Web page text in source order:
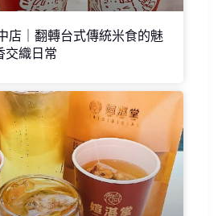
店｜翻轉台式傳統米食的魅
交織日常